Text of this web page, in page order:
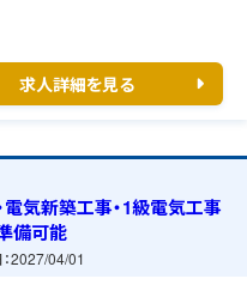
求人詳細を見る
気新築工事・1級電気工事
備可能
2027/04/01